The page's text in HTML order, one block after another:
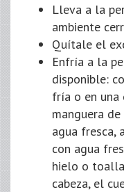
Lleva a la
ambiente
Quítale el
Enfría a la
disponible:
fría o en una
manguera
agua fresca,
con agua
hielo o
cabeza, el